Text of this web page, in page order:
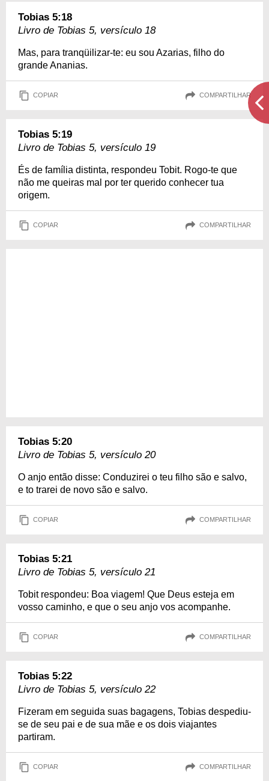
Tobias 5:18
Livro de Tobias 5, versículo 18
Mas, para tranqüilizar-te: eu sou Azarias, filho do
grande Ananias.
COPIAR COMPARTILHAR
Tobias 5:19
Livro de Tobias 5, versículo 19
És de família distinta, respondeu Tobit. Rogo-te que
não me queiras mal por ter querido conhecer tua
origem.
COPIAR COMPARTILHAR
Tobias 5:20
Livro de Tobias 5, versículo 20
O anjo então disse: Conduzirei o teu filho são e salvo,
e to trarei de novo são e salvo.
COPIAR COMPARTILHAR
Tobias 5:21
Livro de Tobias 5, versículo 21
Tobit respondeu: Boa viagem! Que Deus esteja em
vosso caminho, e que o seu anjo vos acompanhe.
COPIAR COMPARTILHAR
Tobias 5:22
Livro de Tobias 5, versículo 22
Fizeram em seguida suas bagagens, Tobias despediu-
se de seu pai e de sua mãe e os dois viajantes
partiram.
COPIAR COMPARTILHAR